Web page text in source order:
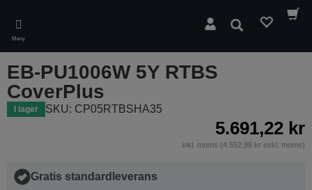
main
content
Meny
Sök
EB-PU1006W 5Y RTBS
CoverPlus
I lager SKU: CP05RTBSHA35
5.691,22 kr
inkl. moms (4.552,98 kr exkl. moms)
Gratis standardleverans